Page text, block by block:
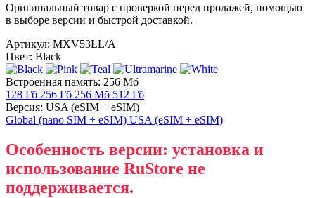
Оригинальный товар с проверкой перед продажей, помощью
в выборе версии и быстрой доставкой.
Артикул: MXV53LL/A
Цвет: Black
Встроенная память: 256 Мб
128 Гб 256 Гб 256 Мб 512 Гб
Версия: USA (eSIM + eSIM)
Global (nano SIM + eSIM) USA (eSIM + eSIM)
Особенность версии: установка и
использование RuStore не
поддерживается.